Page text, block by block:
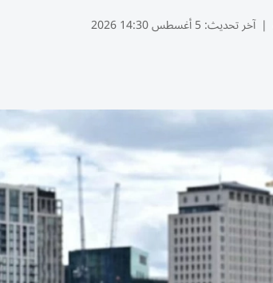
| آخر تحديث:5 أغسطس 14:30 2026